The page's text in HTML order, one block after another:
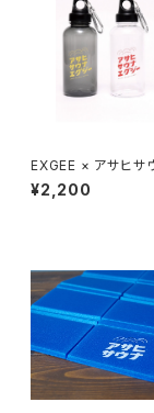
EXGEE × アサヒ
mlドリンクボトル
¥2,200